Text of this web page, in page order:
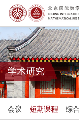
学术研究
会议 短期课程 综